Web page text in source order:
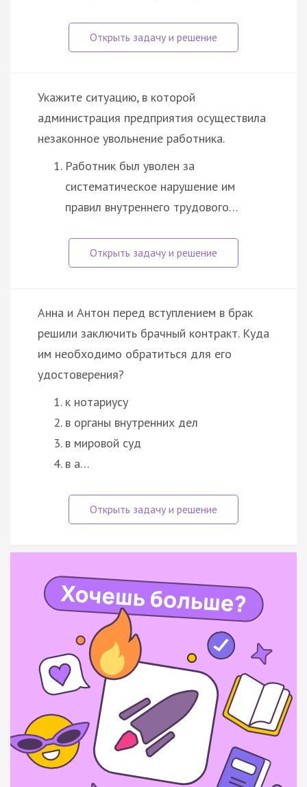
Укажите ситуацию, в которой
администрация предприятия осуществила
незаконное увольнение работника.
Работник был уволен за
систематическое нарушение им
правил внутреннего трудового…
Анна и Антон перед вступлением в брак
решили заключить брачный контракт. Куда
им необходимо обратиться для его
удостоверения?
к нотариусу
в органы внутренних дел
в мировой суд
в а…